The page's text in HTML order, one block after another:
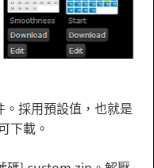
採用預設值，也就是
下載。